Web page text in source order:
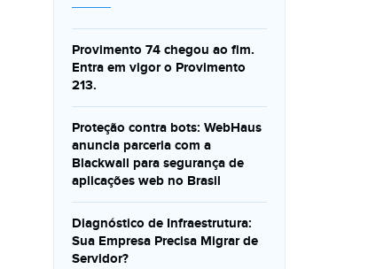
Provimento 74 chegou ao fim.
Entra em vigor o Provimento
213.
Proteção contra bots: WebHaus
anuncia parceria com a
Blackwall para segurança de
aplicações web no Brasil
Diagnóstico de Infraestrutura:
Sua Empresa Precisa Migrar de
Servidor?